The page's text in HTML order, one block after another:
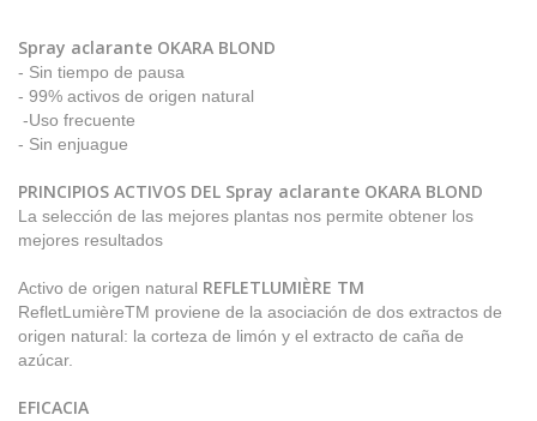
Spray aclarante OKARA BLOND
- Sin tiempo de pausa
- 99% activos de origen natural
-Uso frecuente
- Sin enjuague
PRINCIPIOS ACTIVOS DEL Spray aclarante OKARA BLOND
La selección de las mejores plantas nos permite obtener los
mejores resultados
Activo de origen natural REFLETLUMIÈRE TM
RefletLumièreTM proviene de la asociación de dos extractos de
origen natural: la corteza de limón y el extracto de caña de
azúcar.
EFICACIA